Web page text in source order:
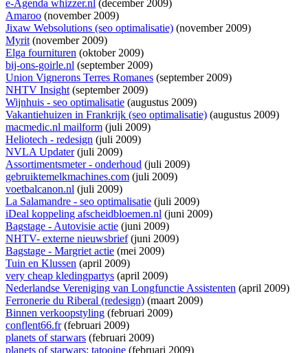
e-Agenda whizzer.nl (december 2009)
Amaroo (november 2009)
Jixaw Websolutions (seo optimalisatie) (november 2009)
Myrit(november 2009)
Elga fournituren (oktober 2009)
bij-ons-goirle.nl (september 2009)
Union Vignerons Terres Romanes (september 2009)
NHTV Insight(september 2009)
Wijnhuis - seo optimalisatie (augustus 2009)
Vakantiehuizen in Frankrijk (seo optimalisatie) (augustus 2009)
macmedic.nl mailform (juli 2009)
Heliotech - redesign (juli 2009)
NVLA Updater(juli 2009)
Assortimentsmeter - onderhoud (juli 2009)
gebruiktemelkmachines.com (juli 2009)
voetbalcanon.nl (juli 2009)
La Salamandre - seo optimalisatie (juli 2009)
iDeal koppeling afscheidbloemen.nl (juni 2009)
Bagstage - Autovisie actie (juni 2009)
NHTV- externe nieuwsbrief(juni 2009)
Bagstage - Margriet actie (mei 2009)
Tuin en Klussen (april 2009)
very cheap kledingpartys (april 2009)
Nederlandse Vereniging van Longfunctie Assistenten (april 2009)
Ferronerie du Riberal (redesign) (maart 2009)
Binnen verkoopstyling (februari 2009)
conflent66.fr(februari 2009)
planets of starwars (februari 2009)
planets of starwars: tatooine (februari 2009)